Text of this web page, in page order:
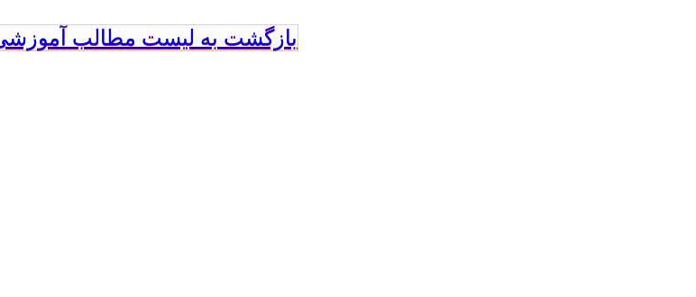
بازگشت به لیست مطالب